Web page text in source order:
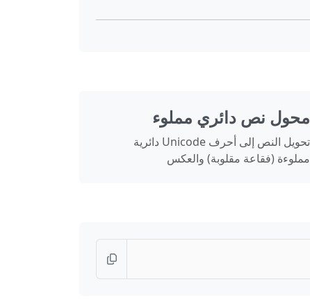
محول نص دائري مملوء
تحويل النص إلى أحرف Unicode دائرية
مملوءة (فقاعة مقلوبة) والعكس